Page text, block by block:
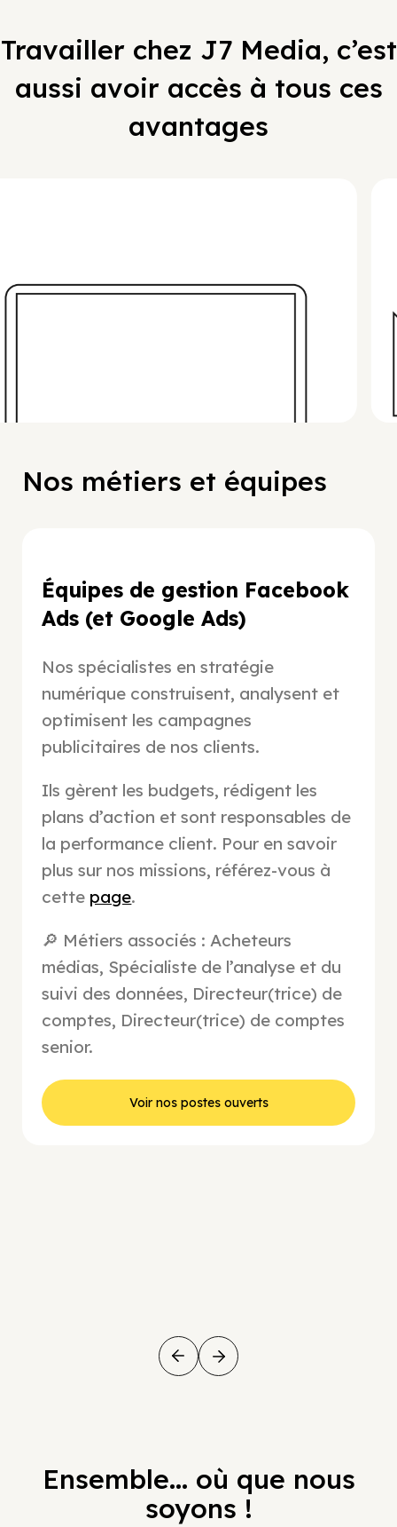
Travailler chez J7 Media, c’est
aussi avoir accès à tous ces
avantages
pour ton matériel de travail
Nos métiers et équipes
Équipes de gestion Facebook
Ads (et Google Ads)
Nos spécialistes en stratégie
numérique construisent, analysent et
optimisent les campagnes
publicitaires de nos clients.
Ils gèrent les budgets, rédigent les
plans d’action et sont responsables de
la performance client. Pour en savoir
plus sur nos missions, référez-vous à
cette page.
🔎 Métiers associés : Acheteurs
médias, Spécialiste de l’analyse et du
suivi des données, Directeur(trice) de
comptes, Directeur(trice) de comptes
senior.
Voir nos postes ouverts
Ensemble... où que nous
soyons !